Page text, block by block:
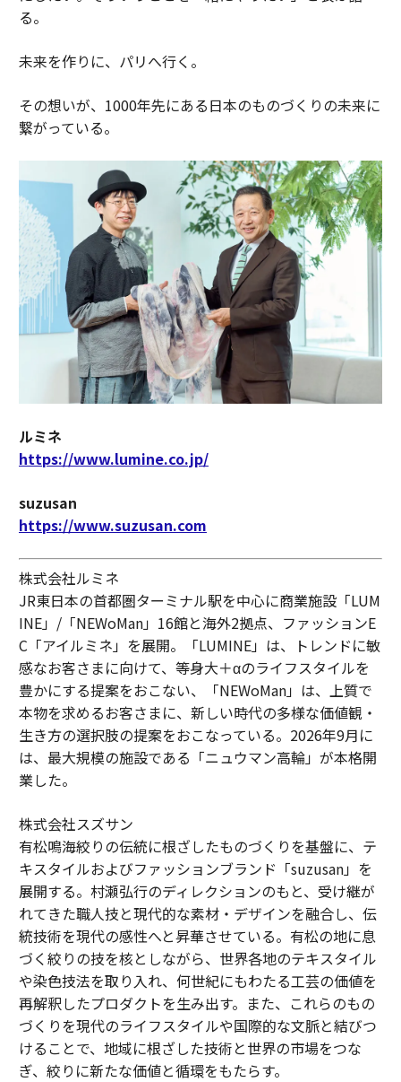
る。
未来を作りに、パリへ行く。
その想いが、1000年先にある日本のものづくりの未来に
繋がっている。
ルミネ
https://www.lumine.co.jp/
suzusan
https://www.suzusan.com
株式会社ルミネ
JR東日本の首都圏ターミナル駅を中心に商業施設「LUM
INE」/「NEWoMan」16館と海外2拠点、ファッションE
C「アイルミネ」を展開。「LUMINE」は、トレンドに敏
感なお客さまに向けて、等身大＋αのライフスタイルを
豊かにする提案をおこない、「NEWoMan」は、上質で
本物を求めるお客さまに、新しい時代の多様な価値観・
生き方の選択肢の提案をおこなっている。2026年9月に
は、最大規模の施設である「ニュウマン高輪」が本格開
業した。
株式会社スズサン
有松鳴海絞りの伝統に根ざしたものづくりを基盤に、テ
キスタイルおよびファッションブランド「suzusan」を
展開する。村瀬弘行のディレクションのもと、受け継が
れてきた職人技と現代的な素材・デザインを融合し、伝
統技術を現代の感性へと昇華させている。有松の地に息
づく絞りの技を核としながら、世界各地のテキスタイル
や染色技法を取り入れ、何世紀にもわたる工芸の価値を
再解釈したプロダクトを生み出す。また、これらのもの
づくりを現代のライフスタイルや国際的な文脈と結びつ
けることで、地域に根ざした技術と世界の市場をつな
ぎ、絞りに新たな価値と循環をもたらす。